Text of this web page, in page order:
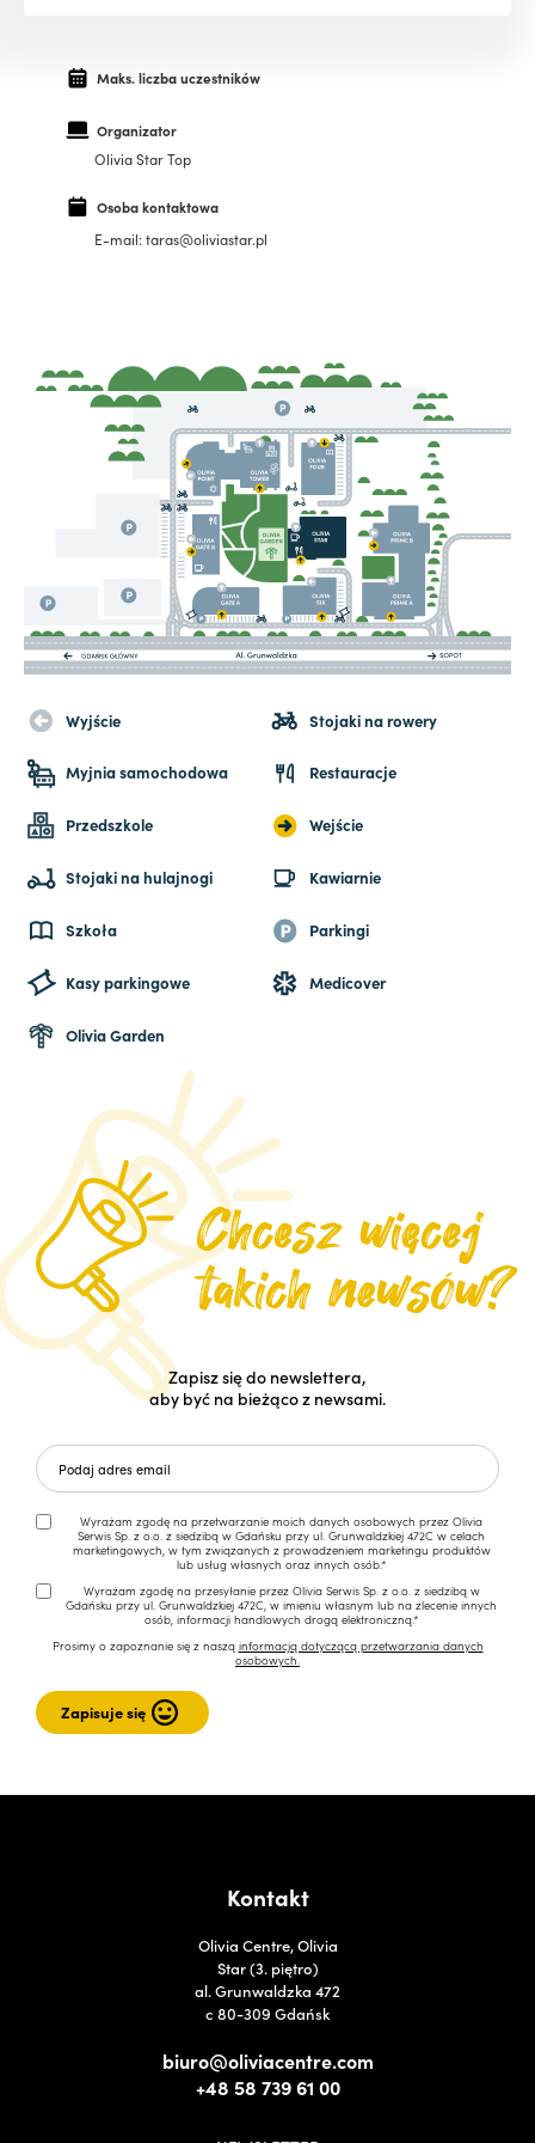
Maks. liczba uczestników
Organizator
Olivia Star Top
Osoba kontaktowa
E-mail: taras@oliviastar.pl
Wyjście Stojaki na rowery
Myjnia samochodowa Restauracje
Przedszkole Wejście
Stojaki na hulajnogi Kawiarnie
Szkoła Parkingi
Kasy parkingowe Medicover
Olivia Garden
Zapisz się do newslettera,
aby być na bieżąco z newsami.
Wyrażam zgodę na przetwarzanie moich danych osobowych przez Olivia
Serwis Sp. z o.o. z siedzibą w Gdańsku przy ul. Grunwaldzkiej 472C w celach
marketingowych, w tym związanych z prowadzeniem marketingu produktów
lub usług własnych oraz innych osób.*
Wyrażam zgodę na przesyłanie przez Olivia Serwis Sp. z o.o. z siedzibą w
Gdańsku przy ul. Grunwaldzkiej 472C, w imieniu własnym lub na zlecenie innych
osób, informacji handlowych drogą elektroniczną.*
Prosimy o zapoznanie się z naszą informacją dotyczącą przetwarzania danych
osobowych.
Kontakt
Olivia Centre, Olivia
Star (3. piętro)
al. Grunwaldzka 472
c 80-309 Gdańsk
biuro@oliviacentre.com
+48 58 739 61 00